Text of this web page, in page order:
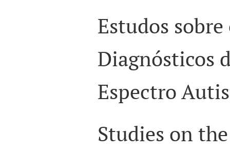
Estudos
Diagnósticos
Espectro
Studies on